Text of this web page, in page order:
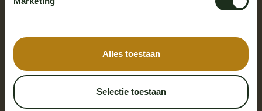
Alles toestaan
Selectie toestaan
Solar Guard
Onderspoiler Type 4 DAF
XF/XG/XG+
Op voorraad